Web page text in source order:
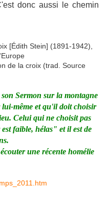
donc aussi le chemin
[Édith Stein] (1891-1942),
de la croix (trad. Source
Sermon sur la montagne
même et qu'il doit choisir
Celui qui ne choisit pas
faible, hélas" et il est de
une récente homélie